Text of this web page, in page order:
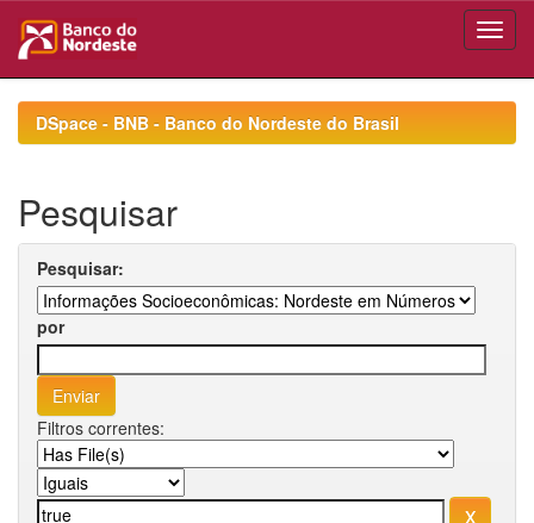
navigationDSpace - BNB - Banco do Nordeste do Brasil
Pesquisar
Pesquisar:
por
Filtros correntes: